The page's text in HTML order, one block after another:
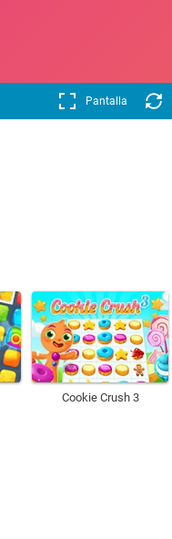
Pantalla
Cookie Crush 3